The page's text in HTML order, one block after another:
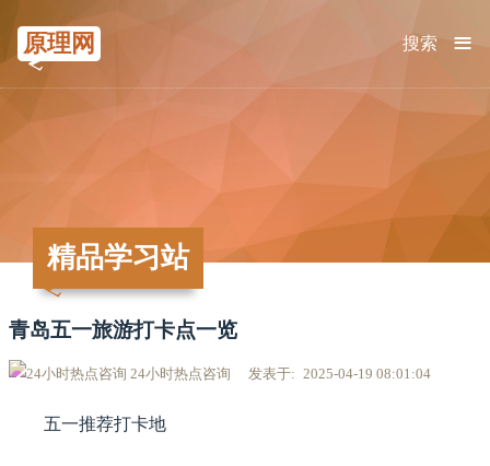
原理网 ≡
搜索
精品学习站
青岛五一旅游打卡点一览
24小时热点咨询 发表于 2025-04-19 08:01:04
五一推荐打卡地